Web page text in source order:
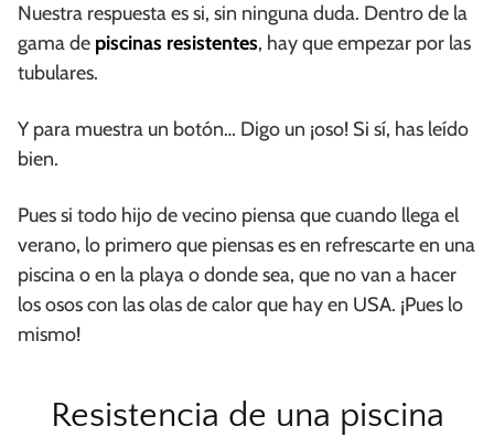
Nuestra respuesta es si, sin ninguna duda. Dentro de la
gama de piscinas resistentes, hay que empezar por las
tubulares.
Y para muestra un botón… Digo un ¡oso! Si sí, has leído
bien.
Pues si todo hijo de vecino piensa que cuando llega el
verano, lo primero que piensas es en refrescarte en una
piscina o en la playa o donde sea, que no van a hacer
los osos con las olas de calor que hay en USA. ¡Pues lo
mismo!
Resistencia de una piscina